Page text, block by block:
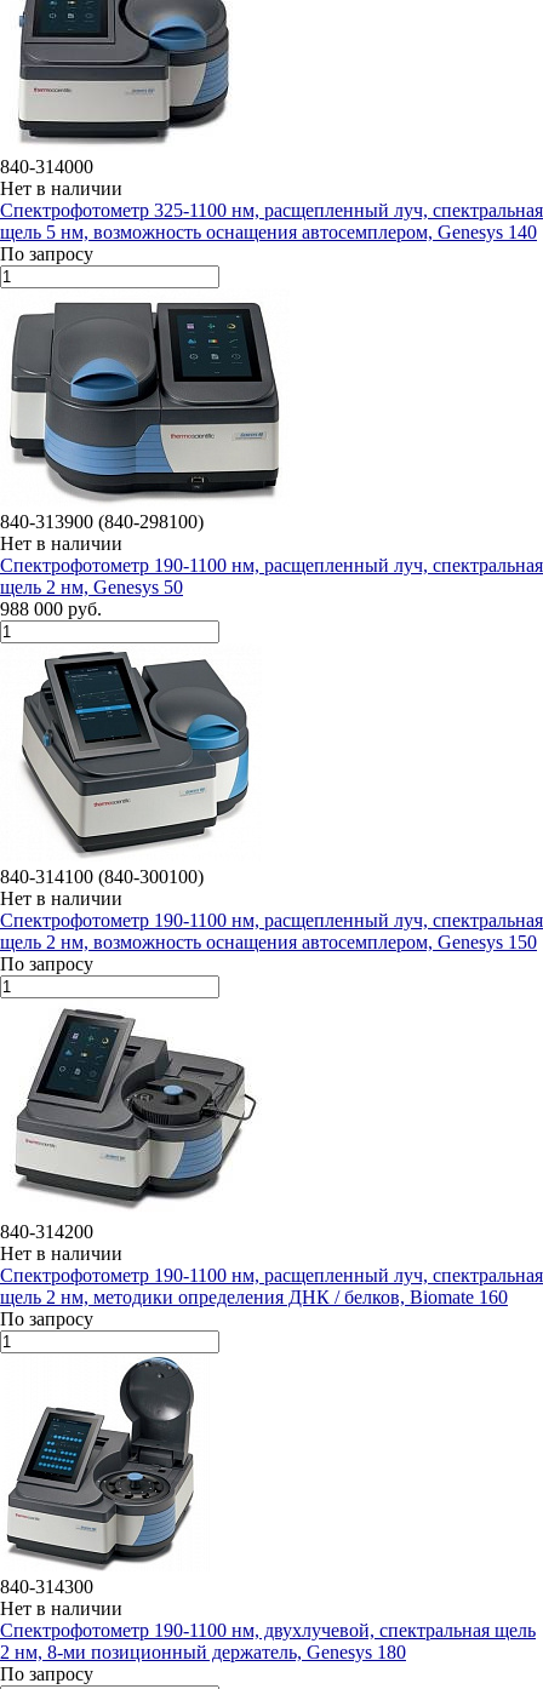
840-314000
Нет в наличии
Спектрофотометр 325-1100 нм, расщепленный луч, спектральная
щель 5 нм, возможность оснащения автосемплером, Genesys 140
По запросу
840-313900 (840-298100)
Нет в наличии
Спектрофотометр 190-1100 нм, расщепленный луч, спектральная
щель 2 нм, Genesys 50
988 000 руб.
840-314100 (840-300100)
Нет в наличии
Спектрофотометр 190-1100 нм, расщепленный луч, спектральная
щель 2 нм, возможность оснащения автосемплером, Genesys 150
По запросу
840-314200
Нет в наличии
Спектрофотометр 190-1100 нм, расщепленный луч, спектральная
щель 2 нм, методики определения ДНК / белков, Biomate 160
По запросу
840-314300
Нет в наличии
Спектрофотометр 190-1100 нм, двухлучевой, спектральная щель
2 нм, 8-ми позиционный держатель, Genesys 180
По запросу